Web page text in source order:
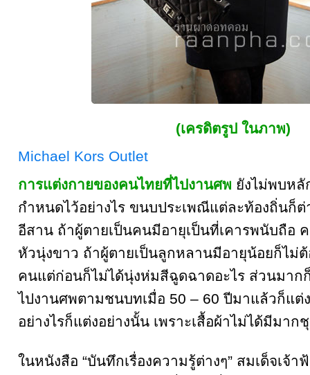
(เครดิตรูป ในภาพ)
Michael Kors Outlet
การแต่งกายของคนไทยที่ไปงานศพ ยังไม่พบห
กำหนดไว้อย่างไร ขนบประเพณีแต่ละท้องถิ่นก็
อีสาน ถ้าผู้ตายเป็นคนมีอายุเป็นที่เคารพนับถือ
หัวนุ่งขาว ถ้าผู้ตายเป็นลูกหลานมีอายุน้อยก็ไม่
คนแต่ก่อนก็ไม่ได้นุ่งห่มสีฉูดฉาดอะไร ส่วนมาก
ไปงานศพตามชนบทเมื่อ 50 – 60 ปีมาแล้วก็แต่
อย่างไรก็แต่งอย่างนั้น เพราะเสื้อผ้าไม่ได้มีมาก
ในหนังสือ “บันทึกเรื่องความรู้ต่างๆ” สมเด็จเจ้